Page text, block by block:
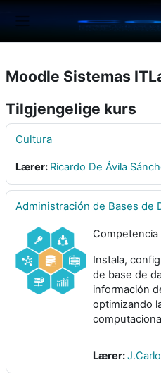
Moodle Sistemas
Tilgjengelige kurs
Cultura
Lærer: Ricardo De Ávila
Administración de Bases de
Competencia
Instala,
de base de
información
optimizando
Lærer: